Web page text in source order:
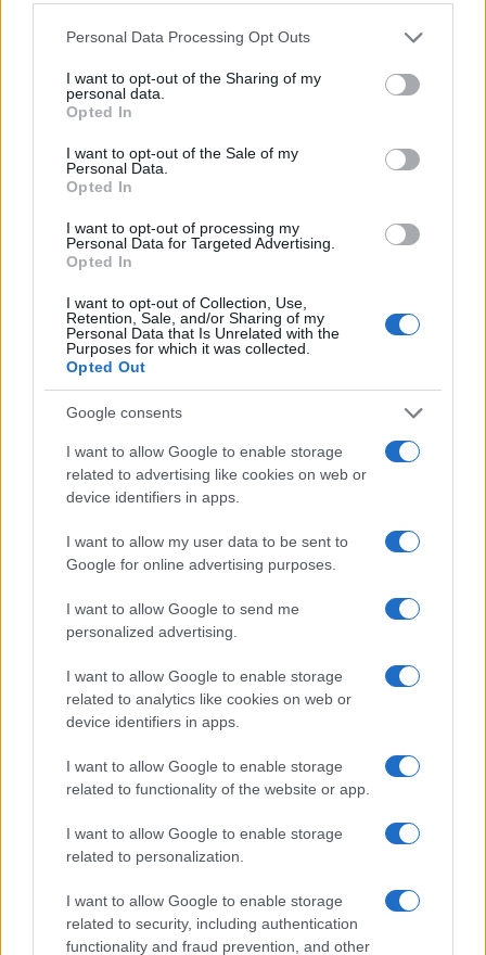
Please note that this website/app uses one or more Google
not limited to your visit or usage behaviour. You may click to
grant or deny consent to Google and its third-party tags to
use your data for below specified purposes in below Google
consent section.
Personal Data Processing Opt Outs
I want to opt-out of the Sharing of my
personal data.
Opted In
I want to opt-out of the Sale of my
Personal Data.
Opted In
I want to opt-out of processing my
Personal Data for Targeted Advertising.
Opted In
I want to opt-out of Collection, Use,
Retention, Sale, and/or Sharing of my
Personal Data that Is Unrelated with the
Purposes for which it was collected.
Opted Out
Google consents
I want to allow Google to enable storage
related to advertising like cookies on web or
device identifiers in apps.
I want to allow my user data to be sent to
Google for online advertising purposes.
I want to allow Google to send me
personalized advertising.
I want to allow Google to enable storage
related to analytics like cookies on web or
device identifiers in apps.
I want to allow Google to enable storage
related to functionality of the website or app.
I want to allow Google to enable storage
related to personalization.
I want to allow Google to enable storage
related to security, including authentication
functionality and fraud prevention, and other
Η κλίμακα ισοδυναμίας της οικογένειας είναι : 1 + 1/2
Συνεπώς το ισοδύναμο εισόδημα είναι : 13.000 ευρώ /
2,25 = 5.777 ευρώ.
κλίμακα και θα λάβει 280 ευρώ το μήνα.
εισόδημα 12.000 ευρώ:
Η κλίμακα ισοδυναμίας της οικογένειας είναι : 1 + 1/2
+1/4 + 1/4 = 2.
Συνεπώς το ισοδύναμο εισόδημα είναι : 12.000 ευρώ / 2=
6.000 ευρώ.
Άρα η οικογένεια εντάσσεται στην Α εισοδηματική
κλίμακα και θα λάβει 140 ευρώ το μήνα.
6. Οικογένεια με 2 γονείς και 4 παιδιά με ετήσιο
εισόδημα 14.500 ευρώ:
+1/4 + 1/4 + 1/4 + 1/4 = 2,5.
Συνεπώς το ισοδύναμο εισόδημα είναι : 14.500 ευρώ /
Η οικογένεια εντάσσεται στην Α εισοδηματική κλίμακα
7. Οικογένεια με 2 γονείς και 4 παιδιά με ετήσιο
εισόδημα 24.500 ευρώ:
Η κλίμακα ισοδυναμίας της οικογένειας είναι : 1 + 1/2
+1/4 + 1/4 + 1/4 + 1/4 = 2,5.
2,5 = 9.800 ευρώ.
Η οικογένεια εντάσσεται στην Β εισοδηματική κλίμακα
και θα λάβει 252ευρώ το μήνα.
8. Οικογένεια με 2 γονείς και 5 παιδιά με ετήσιο